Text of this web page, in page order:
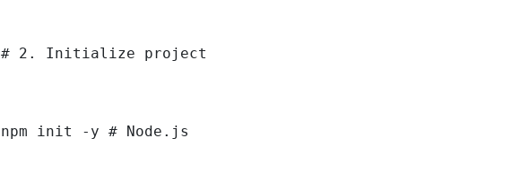
# 2. Initialize project
npm init -y # Node.js